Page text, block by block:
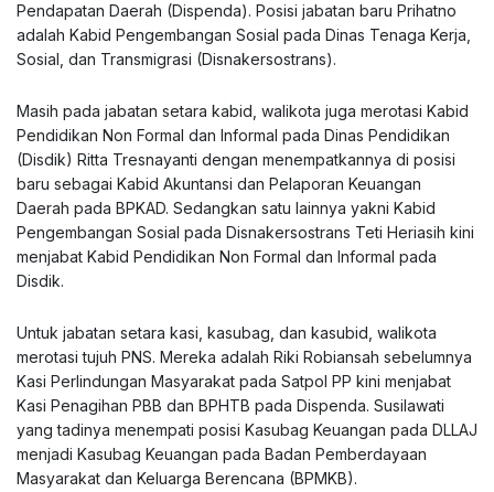
Pendapatan Daerah (Dispenda). Posisi jabatan baru Prihatno
adalah Kabid Pengembangan Sosial pada Dinas Tenaga Kerja,
Sosial, dan Transmigrasi (Disnakersostrans).
Masih pada jabatan setara kabid, walikota juga merotasi Kabid
Pendidikan Non Formal dan Informal pada Dinas Pendidikan
(Disdik) Ritta Tresnayanti dengan menempatkannya di posisi
baru sebagai Kabid Akuntansi dan Pelaporan Keuangan
Daerah pada BPKAD. Sedangkan satu lainnya yakni Kabid
Pengembangan Sosial pada Disnakersostrans Teti Heriasih kini
menjabat Kabid Pendidikan Non Formal dan Informal pada
Disdik.
Untuk jabatan setara kasi, kasubag, dan kasubid, walikota
merotasi tujuh PNS. Mereka adalah Riki Robiansah sebelumnya
Kasi Perlindungan Masyarakat pada Satpol PP kini menjabat
Kasi Penagihan PBB dan BPHTB pada Dispenda. Susilawati
yang tadinya menempati posisi Kasubag Keuangan pada DLLAJ
menjadi Kasubag Keuangan pada Badan Pemberdayaan
Masyarakat dan Keluarga Berencana (BPMKB).